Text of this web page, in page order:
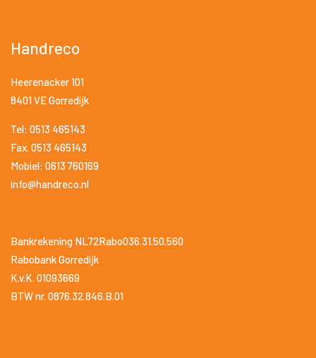
Handreco
Heerenacker 101
8401 VE Gorredijk
Tel: 0513 465143
Fax. 0513 465143
Mobiel: 0613 760169
info@handreco.nl
Bankrekening NL72Rabo036.31.50.560
Rabobank Gorredijk
K.v.K. 01093669
BTW nr. 0876.32.846.B.01